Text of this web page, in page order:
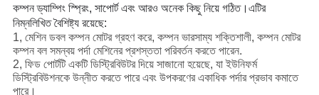
কম্পন ড্যাম্পিং স্প্রিং, সাপোর্ট এবং আরও অনেক কিছু নিয়ে গঠিত। এটির
নিম্নলিখিত বৈশিষ্ট্য রয়েছে:
1, মেশিন ডবল কম্পন মোটর গ্রহণ করে, কম্পন ভারসাম্য শক্তিশালী, কম্পন মোটর
কম্পন বল সমন্বয় পর্দা মেশিনের প্রশস্ততা পরিবর্তন করতে পারেন.
2, ফিড পোর্টটি একটি ডিস্ট্রিবিউটর দিয়ে সাজানো হয়েছে, যা ইউনিফর্ম
ডিস্ট্রিবিউশনকে উন্নীত করতে পারে এবং উপকরণের একাধিক পর্দার প্রভাব কমাতে
পারে।